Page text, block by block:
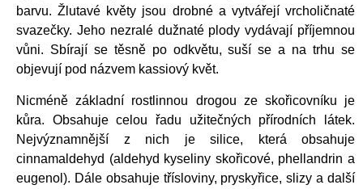
barvu. Žlutavé květy jsou drobné a vytvářejí vrcholičnaté
svazečky. Jeho nezralé dužnaté plody vydávají příjemnou
vůni. Sbírají se těsně po odkvětu, suší se a na trhu se
objevují pod názvem kassiový květ.
Nicméně základní rostlinnou drogou ze skořicovníku je
kůra. Obsahuje celou řadu užitečných přírodních látek.
Nejvýznamnější z nich je silice, která obsahuje
cinnamaldehyd (aldehyd kyseliny skořicové, phellandrin a
eugenol). Dále obsahuje třísloviny, pryskyřice, slizy a další